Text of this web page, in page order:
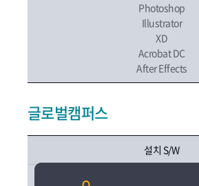
Photoshop
Illustrator
XD
Acrobat DC
After Effects
글로벌캠퍼스
설치 S/W